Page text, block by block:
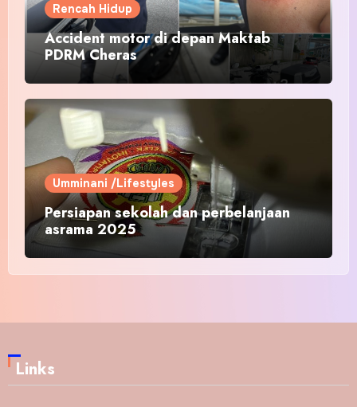
Rencah Hidup
Accident motor di depan Maktab
PDRM Cheras
Umminani /Lifestyles
Persiapan sekolah dan perbelanjaan
asrama 2025
Links